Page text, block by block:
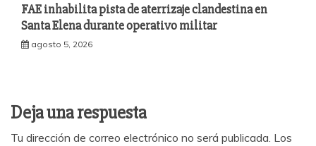
FAE inhabilita pista de aterrizaje clandestina en
Santa Elena durante operativo militar
agosto 5, 2026
Deja una respuesta
Tu dirección de correo electrónico no será publicada. Los